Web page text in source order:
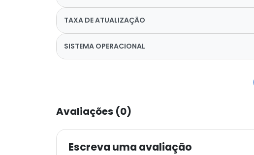
TAXA DE ATUALIZAÇÃO
SISTEMA OPERACIONAL
Avaliações (0)
Escreva uma avaliação